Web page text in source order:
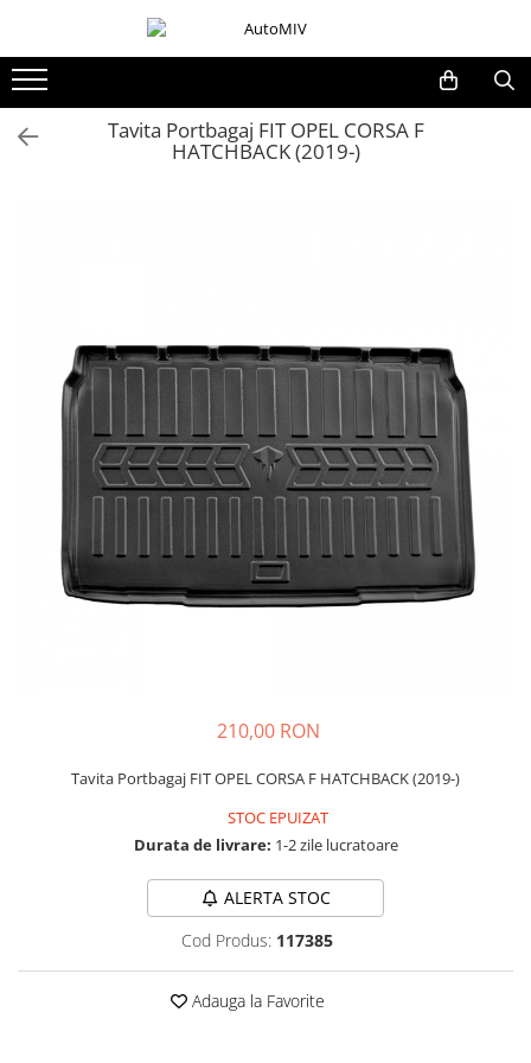
Oferta Saptamanii
Buton Frana
Buton Clapeta Rezervor
Buton Portbagaj
Alte Butoane/Comutatoare
Butoane Semnalizare
Schimbatoare Viteze
Accesorii Auto
Inchidere Centralizata
Huse Scaune Auto
Tavite Portbagaj Dedicate
Covorase Auto/ Presuri Auto
Seturi Interior
Accesorii Siguranta Auto
Tavita Portbagaj FIT OPEL CORSA F
HATCHBACK (2019-)
210,00 RON
Tavita Portbagaj FIT OPEL CORSA F HATCHBACK (2019-)
STOC EPUIZAT
Durata de livrare: 1-2 zile lucratoare
ALERTA STOC
Cod Produs: 117385
Adauga la Favorite